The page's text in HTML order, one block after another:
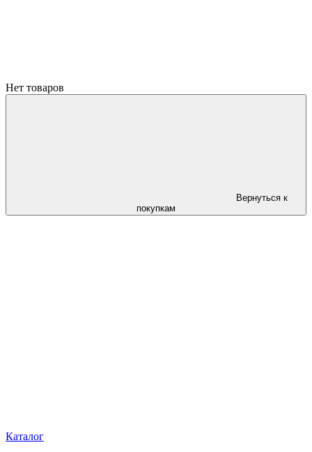
Нет товаров
Вернуться к
покупкам
Каталог